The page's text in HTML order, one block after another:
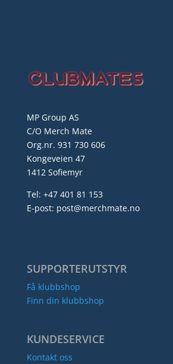
MP Group AS
C/O Merch Mate
Org.nr. 931 730 606
Kongeveien 47
1412 Sofiemyr
Tel: +47 401 81 153
E-post: post@merchmate.no
SUPPORTERUTSTYR
Få klubbshop
Finn din klubbshop
KUNDESERVICE
Kontakt oss